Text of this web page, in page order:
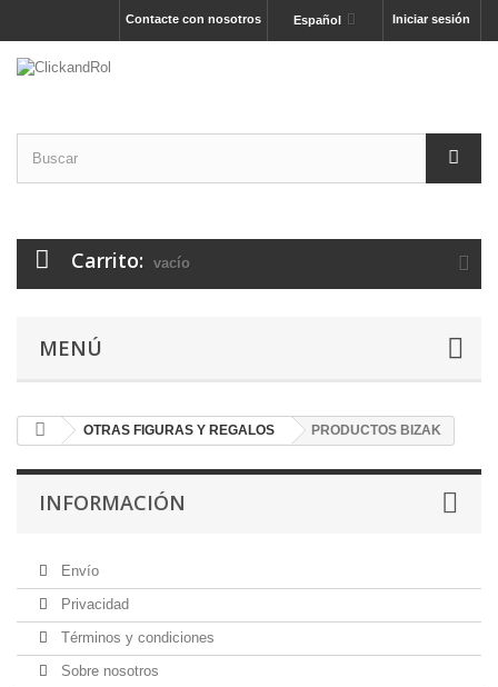
Iniciar sesión
Español
Contacte con nosotros
Carrito: vacío
MENÚ
OTRAS FIGURAS Y REGALOS PRODUCTOS BIZAK
INFORMACIÓN
Envío
Privacidad
Términos y condiciones
Sobre nosotros